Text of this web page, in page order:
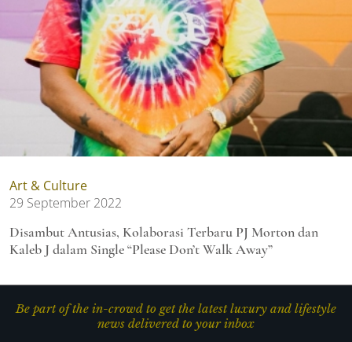
Art & Culture
29 September 2022
Disambut Antusias, Kolaborasi Terbaru PJ Morton dan
Kaleb J dalam Single “Please Don’t Walk Away”
Be part of the in-crowd to get the latest luxury and lifestyle
news delivered to your inbox